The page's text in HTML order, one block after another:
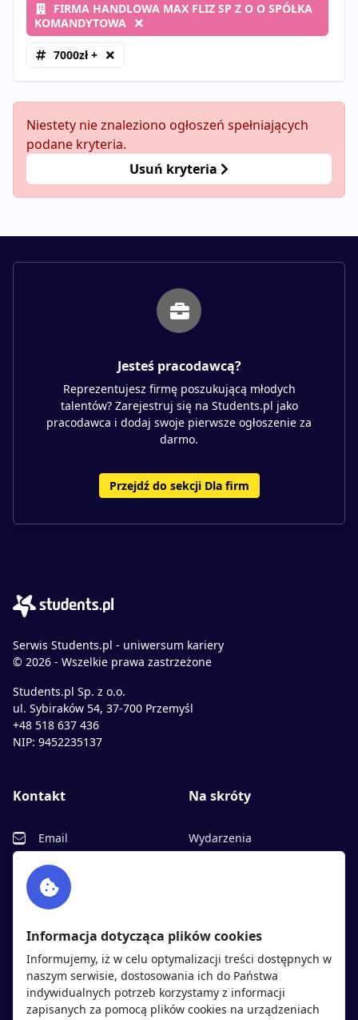
FIRMA HANDLOWA MAX FLIZ SP Z O O SPÓŁKA
KOMANDYTOWA
7000zł +
Niestety nie znaleziono ogłoszeń spełniających
podane kryteria.
Usuń kryteria
Jesteś pracodawcą?
Reprezentujesz firmę poszukującą młodych
talentów? Zarejestruj się na Students.pl jako
pracodawca i dodaj swoje pierwsze ogłoszenie za
darmo.
Przejdź do sekcji Dla firm
Serwis Students.pl - uniwersum kariery
© 2026 - Wszelkie prawa zastrzeżone
Students.pl Sp. z o.o.
ul. Sybiraków 54, 37-700 Przemyśl
+48 518 637 436
NIP: 9452235137
Kontakt
Email
Facebook
Twitter
Na skróty
Wydarzenia
Polityka cookies
Polityka prywatności
Kandydaci Pracodawcy
Informacja dotycząca plików cookies
Informujemy, iż w celu optymalizacji treści dostępnych w
naszym serwisie, dostosowania ich do Państwa
indywidualnych potrzeb korzystamy z informacji
zapisanych za pomocą plików cookies na urządzeniach